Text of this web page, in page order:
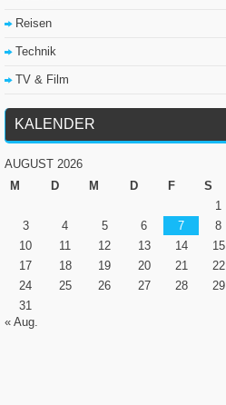
Reisen
Technik
TV & Film
KALENDER
AUGUST 2026
M
D M D F S
1
3
4 5 6 7 8
10
11 12 13 14 15
17
18 19 20 21 22
24
25 26 27 28 29
31
« Aug.